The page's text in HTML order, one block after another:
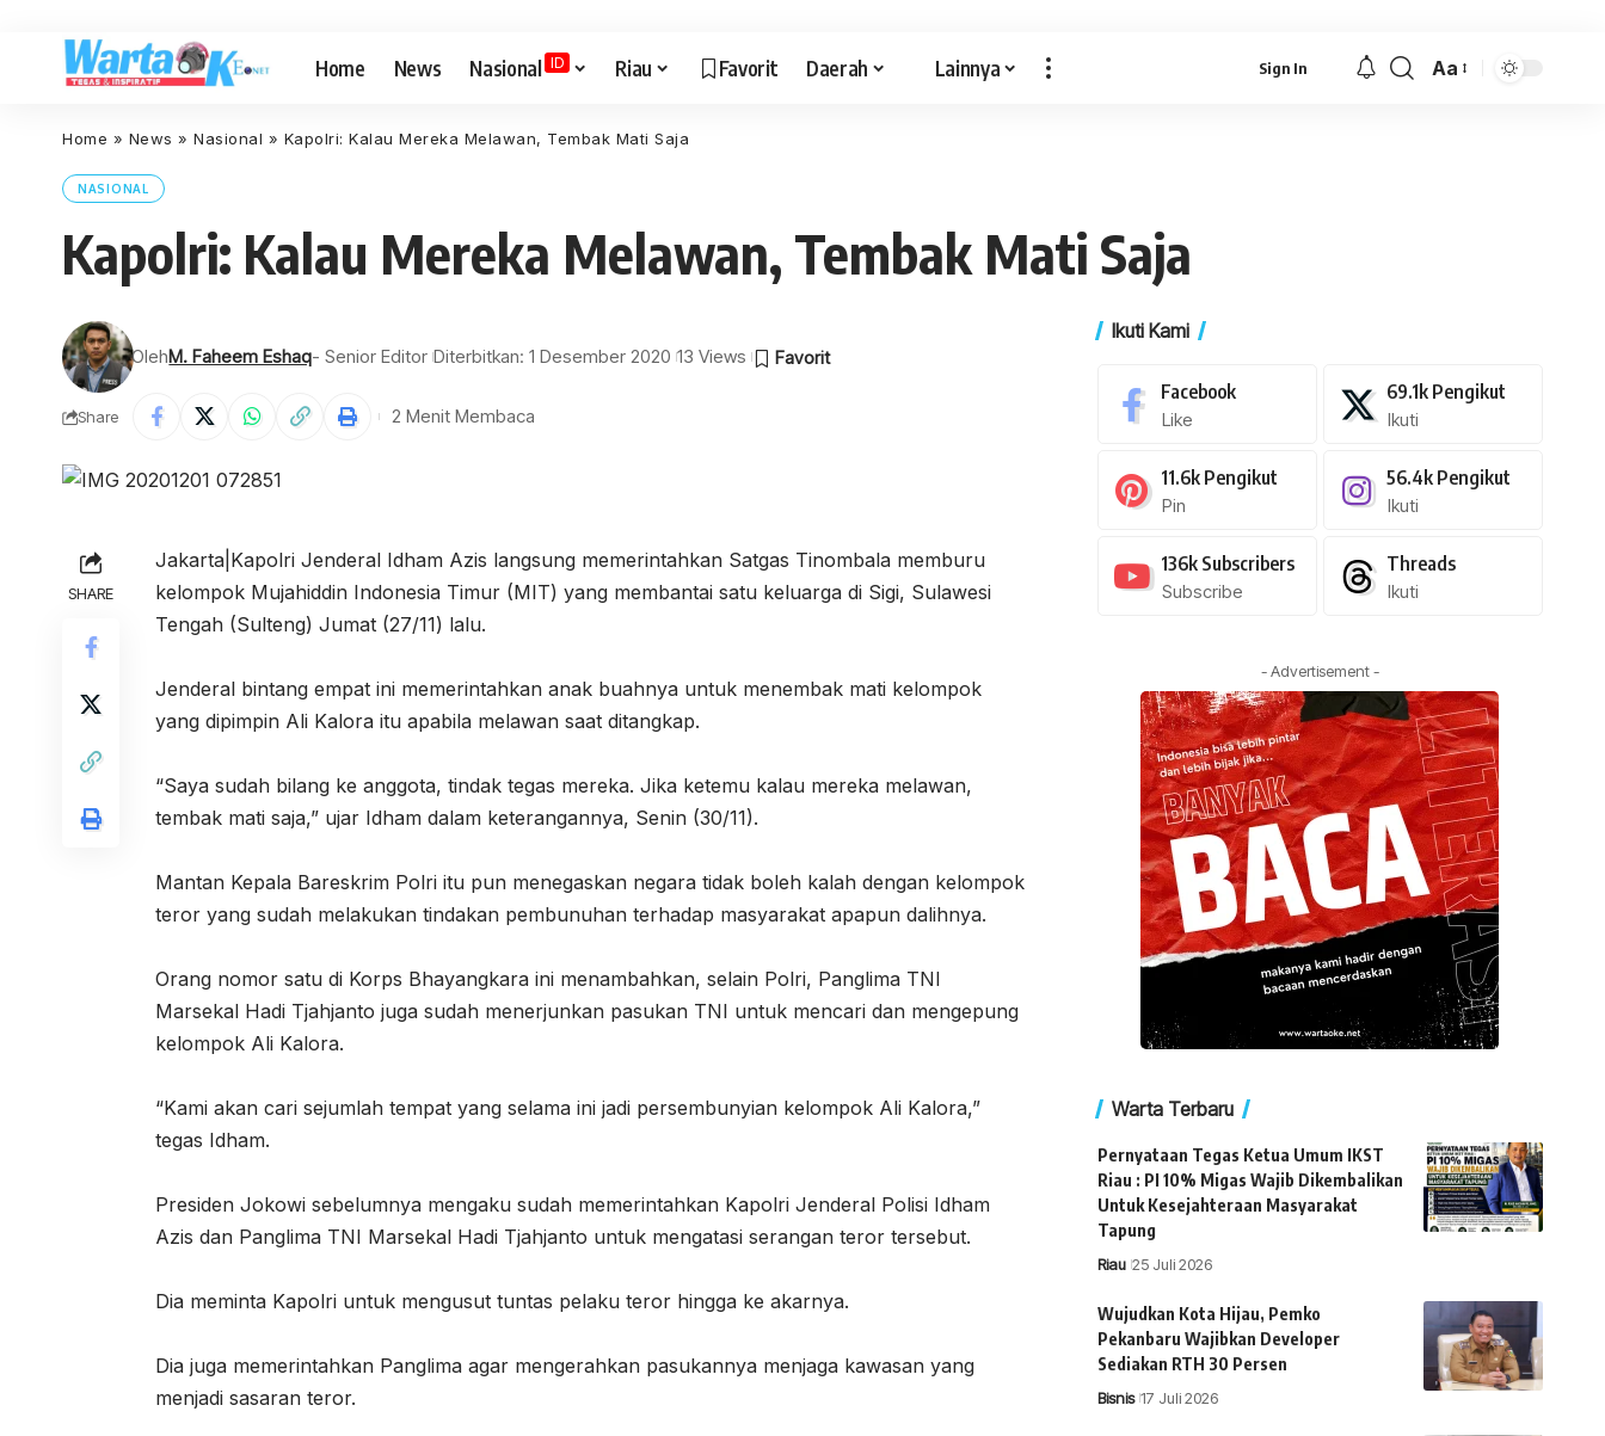
Home News Nasional ID Riau Favorit Daerah Lainnya Sign In
Font
Aa
Home » News » Nasional » Kapolri: Kalau Mereka Melawan, Tembak Mati Saja
NASIONAL
Kapolri: Kalau Mereka Melawan, Tembak Mati Saja
OlehM. Faheem Eshaq- Senior Editor Diterbitkan: 1 Desember 2020 13 Views
Share 2 Menit Membaca
SHARE
Jakarta|Kapolri Jenderal Idham Azis langsung memerintahkan Satgas Tinombala memburu
kelompok Mujahiddin Indonesia Timur (MIT) yang membantai satu keluarga di Sigi, Sulawesi
Tengah (Sulteng) Jumat (27/11) lalu.
Jenderal bintang empat ini memerintahkan anak buahnya untuk menembak mati kelompok
yang dipimpin Ali Kalora itu apabila melawan saat ditangkap.
“Saya sudah bilang ke anggota, tindak tegas mereka. Jika ketemu kalau mereka melawan,
tembak mati saja,” ujar Idham dalam keterangannya, Senin (30/11).
Mantan Kepala Bareskrim Polri itu pun menegaskan negara tidak boleh kalah dengan kelompok
teror yang sudah melakukan tindakan pembunuhan terhadap masyarakat apapun dalihnya.
Orang nomor satu di Korps Bhayangkara ini menambahkan, selain Polri, Panglima TNI
Marsekal Hadi Tjahjanto juga sudah menerjunkan pasukan TNI untuk mencari dan mengepung
kelompok Ali Kalora.
“Kami akan cari sejumlah tempat yang selama ini jadi persembunyian kelompok Ali Kalora,”
tegas Idham.
Presiden Jokowi sebelumnya mengaku sudah memerintahkan Kapolri Jenderal Polisi Idham
Azis dan Panglima TNI Marsekal Hadi Tjahjanto untuk mengatasi serangan teror tersebut.
Dia meminta Kapolri untuk mengusut tuntas pelaku teror hingga ke akarnya.
Dia juga memerintahkan Panglima agar mengerahkan pasukannya menjaga kawasan yang
menjadi sasaran teror.
Ikuti Kami
Facebook
Like
69.1k Pengikut
Ikuti
11.6k Pengikut
Pin
56.4k Pengikut
Ikuti
136k Subscribers
Subscribe
Threads
Ikuti
- Advertisement -
Warta Terbaru
Pernyataan Tegas Ketua Umum IKST
Riau : PI 10% Migas Wajib Dikembalikan
Untuk Kesejahteraan Masyarakat
Tapung
Riau 25 Juli 2026
Wujudkan Kota Hijau, Pemko
Pekanbaru Wajibkan Developer
Sediakan RTH 30 Persen
Bisnis 17 Juli 2026